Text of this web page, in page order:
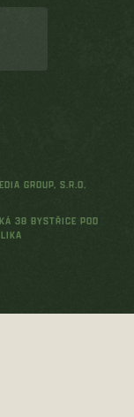
GROUP, S.R.O.
38 BYSTŘICE POD